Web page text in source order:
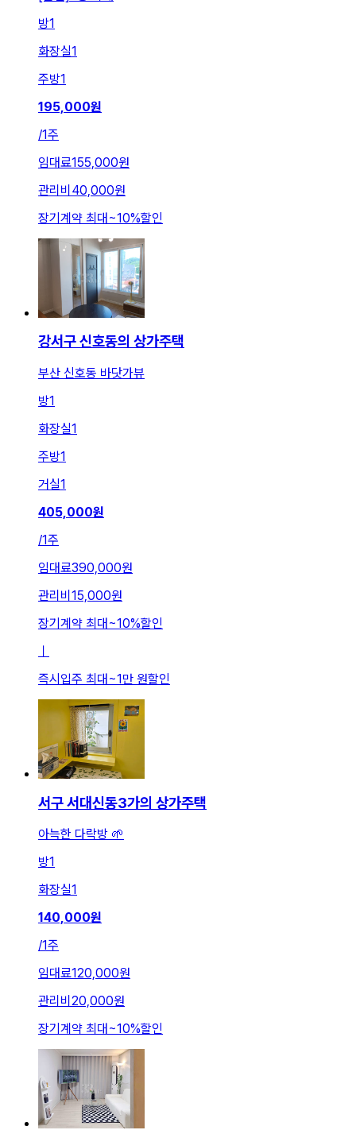
방1
화장실1
주방1
195,000원
/1주
임대료155,000원
관리비 40,000원
장기계약 최대~10%할인
강서구 신호동의 상가주택
부산 신호동 바닷가뷰
방1
화장실1
주방1
거실1
405,000원
/1주
임대료390,000원
관리비 15,000원
장기계약 최대~10%할인
ㅣ
즉시입주 최대~1만 원할인
서구 서대신동3가의 상가주택
아늑한 다락방 🌱
방1
화장실1
140,000원
/1주
임대료120,000원
관리비 20,000원
장기계약 최대 ~10%할인